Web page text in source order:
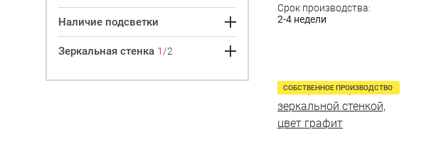
Наличие подсветки
Зеркальная стенка 1 /2
Срок производства:
2-4 недели
СОБСТВЕННОЕ ПРОИЗВОДСТВО